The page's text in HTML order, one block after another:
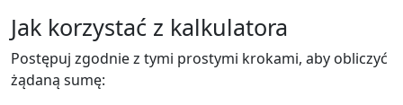
Jak korzystać z kalkulatora
Postępuj zgodnie z tymi prostymi krokami, aby obliczyć
żądaną sumę: